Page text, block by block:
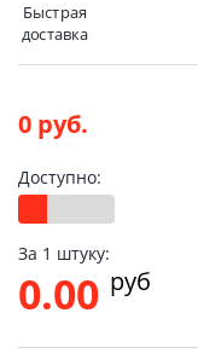
Быстрая
доставка
0 руб.
Доступно:
За 1 штуку:
0.00 pуб